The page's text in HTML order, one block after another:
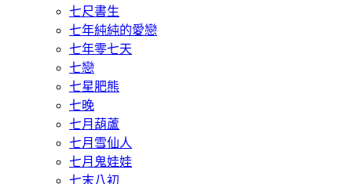
七尺書生
七年純純的愛戀
七年零七天
七戀
七星肥熊
七晚
七月葫蘆
七月雪仙人
七月鬼娃娃
七末八初